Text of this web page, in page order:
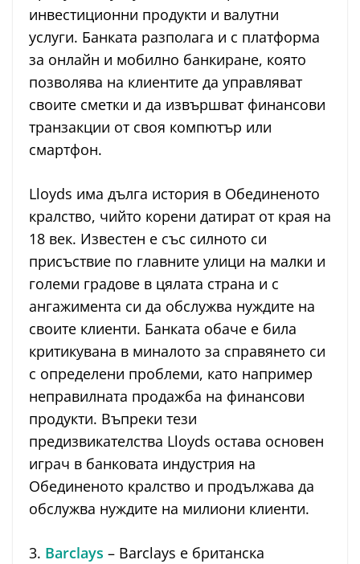
инвестиционни продукти и валутни
услуги. Банката разполага и с платформа
за онлайн и мобилно банкиране, която
позволява на клиентите да управляват
своите сметки и да извършват финансови
транзакции от своя компютър или
смартфон.
Lloyds има дълга история в Обединеното
кралство, чийто корени датират от края на
18 век. Известен е със силното си
присъствие по главните улици на малки и
големи градове в цялата страна и с
ангажимента си да обслужва нуждите на
своите клиенти. Банката обаче е била
критикувана в миналото за справянето си
с определени проблеми, като например
неправилната продажба на финансови
продукти. Въпреки тези
предизвикателства Lloyds остава основен
играч в банковата индустрия на
Обединеното кралство и продължава да
обслужва нуждите на милиони клиенти.
3. Barclays – Barclays е британска